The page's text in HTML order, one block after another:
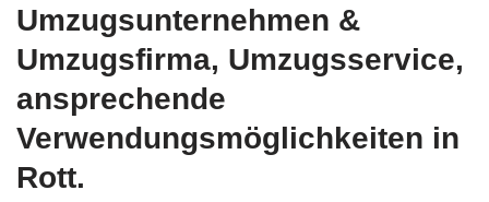
Umzugsunternehmen &
Umzugsfirma, Umzugsservice,
ansprechende
Verwendungsmöglichkeiten in
Rott.